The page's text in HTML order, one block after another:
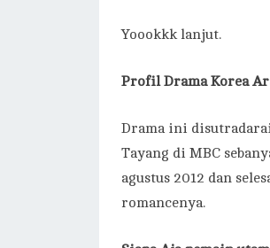
Yoookkk lanjut.
Profil Drama Korea
Drama ini disutradarai
Tayang di MBC
agustus 2012 dan
romancenya.